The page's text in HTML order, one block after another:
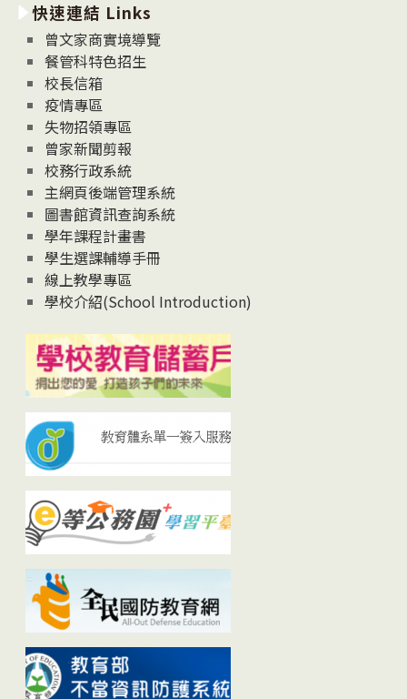
消
息
News
快速連結 Links
曾文家商實境導覽
餐管科特色招生
校長信箱
疫情專區
失物招領專區
曾家新聞剪報
校務行政系統
主網頁後端管理系統
圖書館資訊查詢系統
學年課程計畫書
學生選課輔導手冊
線上教學專區
學校介紹(School Introduction)